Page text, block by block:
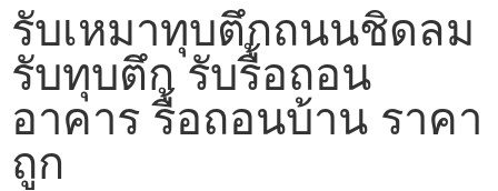
รับเหมาทุบตึกถนนชิดลม
รับทุบตึก รับรื้อถอน
อาคาร รื้อถอนบ้าน ราคา
ถูก